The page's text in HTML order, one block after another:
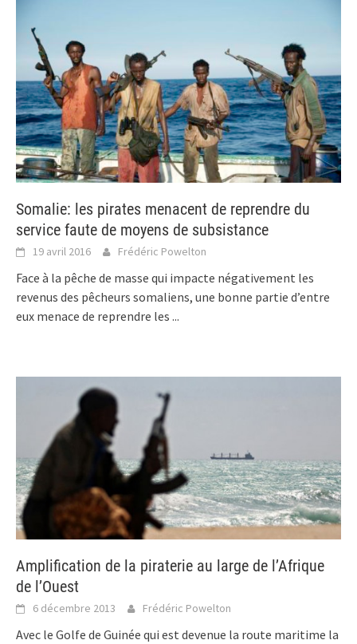
Somalie: les pirates menacent de reprendre du
service faute de moyens de subsistance
19 avril 2016 Frédéric Powelton
Face à la pêche de masse qui impacte négativement les
revenus des pêcheurs somaliens, une bonne partie d’entre
eux menace de reprendre les ...
Amplification de la piraterie au large de l’Afrique
de l’Ouest
6 décembre 2013 Frédéric Powelton
Avec le Golfe de Guinée qui est devenue la route maritime la